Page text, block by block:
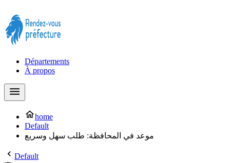
Départements
À propos
home
Default
موعد في المحافظة: طلب سهل وسريع
Default